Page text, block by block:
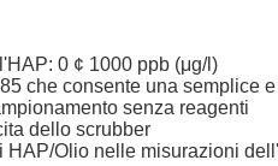
0 ¢ 1000 ppb (μg/l)
che consente una semplice
senza reagenti
dello scrubber
HAP/Olio nelle misurazioni